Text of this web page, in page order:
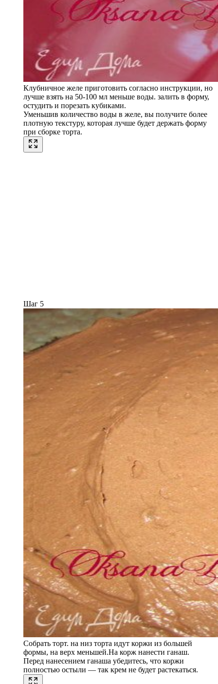
Клубничное желе приготовить согласно инструкции, но
лучше взять на 50-100 мл меньше воды. залить в форму,
остудить и порезать кубиками.
Уменьшив количество воды в желе, вы получите более
плотную текстуру, которая лучше будет держать форму
при сборке торта.
Шаг 5
Собрать торт. на низ торта идут коржи из большей
формы, на верх меньшей.На корж нанести ганаш.
Перед нанесением ганаша убедитесь, что коржи
полностью остыли — так крем не будет растекаться.